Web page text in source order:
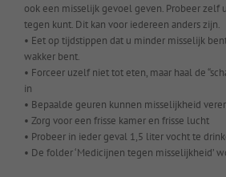
ook een misselijk gevoel geven. Probeer zelf
tegen kunt. Dit kan voor iedereen anders zijn.
• Eet op tijdstippen dat u minder misselijk
wakker bent.
• Forceer uzelf niet tot eten, maar haal de
in
• Bepaalde geuren kunnen misselijkheid
• Zorg voor een frisse kamer en frisse lucht
• Probeer in ieder geval 1,5 liter vocht te
• De folder ‘Medicijnen tegen misselijkheid’